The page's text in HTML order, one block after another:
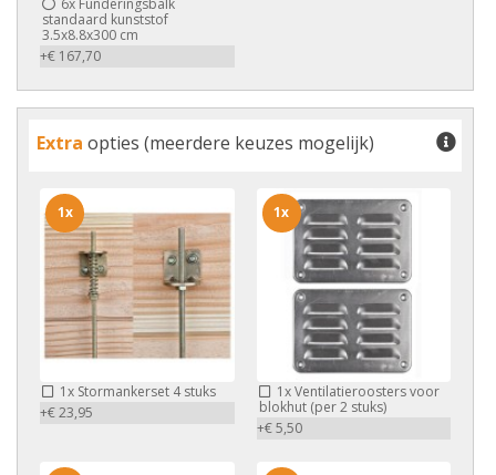
standaard kunststof
3.5x8.8x300 cm
+€ 167,70
Extra opties (meerdere keuzes mogelijk)
1x Stormankerset 4 stuks
+€ 23,95
1x
1xVentilatieroosters voor
blokhut (per 2 stuks)
+€ 5,50
1x